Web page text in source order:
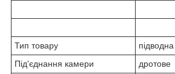
Тип товару
Під'єднання камери
дротове